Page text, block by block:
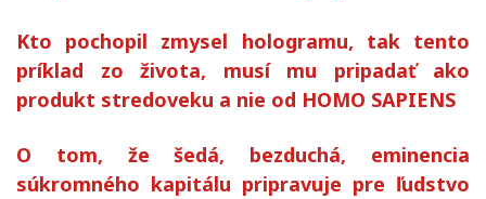
Kto pochopil zmysel hologramu, tak tento
príklad zo života, musí mu pripadať ako
produkt stredoveku a nie od HOMO SAPIENS
O tom, že šedá, bezduchá, eminencia
súkromného kapitálu pripravuje pre ľudstvo